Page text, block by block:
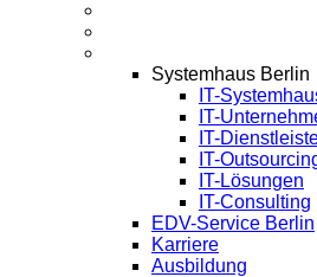
Systemhaus Berlin
IT-
IT-
IT-
IT-
IT-Lösungen
IT-Consulting
EDV-Service Berlin
Karriere
Ausbildung